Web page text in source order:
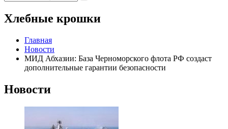
Хлебные крошки
Главная
Новости
МИД Абхазии: База Черноморского флота РФ создаст
дополнительные гарантии безопасности
Новости